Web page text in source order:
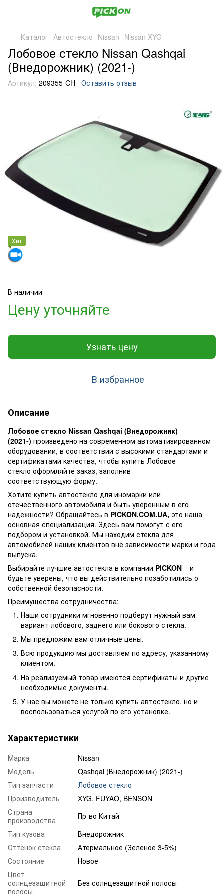
Каталог Автостекло Nissan Nissan XYG
Лобовое стекло Nissan Qashqai
(Внедорожник) (2021-)
Артикул: 209355-CH Оставить отзыв
Хит
В наличии
Цену уточняйте
Узнать цену
В избранное
Описание
Лобовое стекло Nissan Qashqai (Внедорожник)
(2021-) произведено на современном автоматизированном
оборудовании, в соответствии с высокими стандартами и
сертификатами качества, чтобы купить Лобовое
стекло оформляйте заказ, заполнив
соответствующую форму.
Хотите купить автостекло для иномарки или
отечественного автомобиля и быть уверенным в его
надежности? Обращайтесь в PICKON.COM.UA, это наша
основная специализация. Здесь вам помогут с его
подбором и установкой. Мы находим стекла для
автомобилей наших клиентов вне зависимости марки и года
выпуска.
Выбирайте лучшие автостекла в компании PICKON – и
будьте уверены, что вы действительно позаботились о
собственной безопасности.
Преимущества сотрудничества:
Наши сотрудники мгновенно подберут нужный вам
вариант лобового, заднего или бокового стекла.
Мы предложим вам отличные цены.
Всю продукцию мы доставляем по адресу, указанному
клиентом.
На реализуемый товар имеются сертификаты и другие
необходимые документы.
У нас вы можете не только купить автостекло, но и
воспользоваться услугой по его установке.
Характеристики
Марка
Nissan
Модель
Qashqai (Внедорожник) (2021-)
Тип запчасти
Лобовое стекло
Производитель
XYG, FUYAO, BENSON
Страна
производства
Пр-во Китай
Тип кузова
Внедорожник
Оттенок стекла
Атермальное (Зеленое 3-5%)
Состояние
Новое
Цвет
солнцезащитной
полосы
Без солнцезащитной полосы